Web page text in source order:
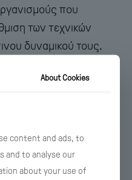
που
των τεχνικών
δυναμικού τους.
Τεχνών και
Σχολές,
Σχολές
βιβλία, 48,5
About Cookies
content and ads, to
and to analyse our
about your use of